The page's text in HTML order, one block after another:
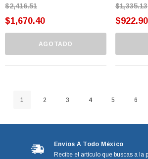
$2,416.51
$1,670.40
AGOTADO
$1,335.13
$922.90
1 2 3 4 5 6
Envíos A Todo México
Recibe el artículo que buscas a la